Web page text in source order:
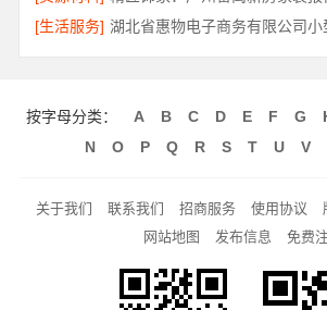
[生活服务]
按字母分类： A B C D E F G
N
O P Q R S T U V
关于我们 联系我们 招商服务 使用协议
网站地图
发布信息 免费